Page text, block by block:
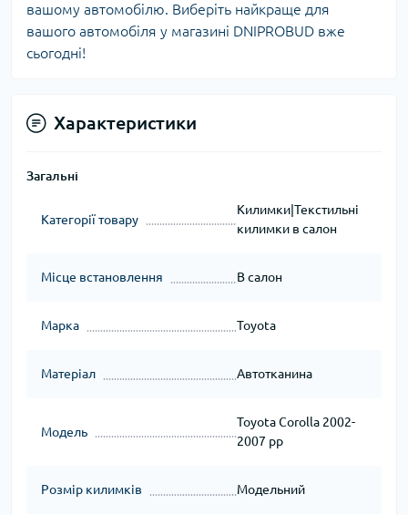
вашому автомобілю. Виберіть найкраще для
вашого автомобіля у магазині DNIPROBUD вже
сьогодні!
Характеристики
Загальні
Категорії товару
Килимки|Текстильні
килимки в салон
Місце встановлення В салон
Марка Toyota
Матеріал Автотканина
Модель
Toyota Corolla 2002-
2007 рр
Розмір килимків Модельний